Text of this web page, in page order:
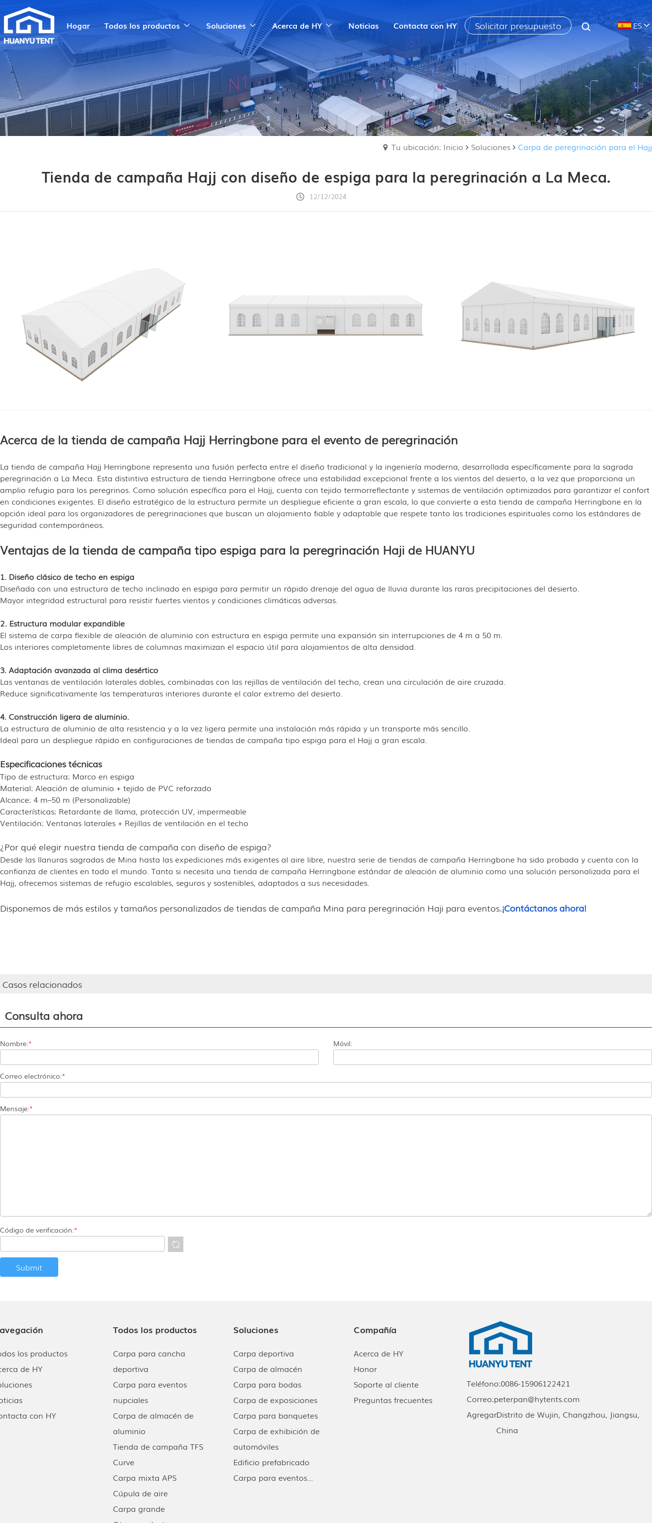
Hogar Todos los productos Soluciones Acerca de HY Noticias Contacta con HY Solicitar presupuesto ES
Tu ubicación: Inicio Soluciones Carpa de peregrinación para el Hajj
Tienda de campaña Hajj con diseño de espiga para la peregrinación a La Meca.
12/12/2024
Acerca de la tienda de campaña Hajj Herringbone para el evento de peregrinación
La tienda de campaña Hajj Herringbone representa una fusión perfecta entre el diseño tradicional y la ingeniería moderna, desarrollada específicamente para la sagrada
peregrinación a La Meca. Esta distintiva estructura de tienda Herringbone ofrece una estabilidad excepcional frente a los vientos del desierto, a la vez que proporciona un
amplio refugio para los peregrinos. Como solución específica para el Hajj, cuenta con tejido termorreflectante y sistemas de ventilación optimizados para garantizar el confort
en condiciones exigentes. El diseño estratégico de la estructura permite un despliegue eficiente a gran escala, lo que convierte a esta tienda de campaña Herringbone en la
opción ideal para los organizadores de peregrinaciones que buscan un alojamiento fiable y adaptable que respete tanto las tradiciones espirituales como los estándares de
seguridad contemporáneos.
Ventajas de la tienda de campaña tipo espiga para la peregrinación Haji de HUANYU
1. Diseño clásico de techo en espiga
Diseñada con una estructura de techo inclinado en espiga para permitir un rápido drenaje del agua de lluvia durante las raras precipitaciones del desierto.
Mayor integridad estructural para resistir fuertes vientos y condiciones climáticas adversas.
2. Estructura modular expandible
El sistema de carpa flexible de aleación de aluminio con estructura en espiga permite una expansión sin interrupciones de 4 m a 50 m.
Los interiores completamente libres de columnas maximizan el espacio útil para alojamientos de alta densidad.
3. Adaptación avanzada al clima desértico
Las ventanas de ventilación laterales dobles, combinadas con las rejillas de ventilación del techo, crean una circulación de aire cruzada.
Reduce significativamente las temperaturas interiores durante el calor extremo del desierto.
4. Construcción ligera de aluminio.
La estructura de aluminio de alta resistencia y a la vez ligera permite una instalación más rápida y un transporte más sencillo.
Ideal para un despliegue rápido en configuraciones de tiendas de campaña tipo espiga para el Hajj a gran escala.
Especificaciones técnicas
Tipo de estructura: Marco en espiga
Material: Aleación de aluminio + tejido de PVC reforzado
Alcance: 4 m–50 m (Personalizable)
Características: Retardante de llama, protección UV, impermeable
Ventilación: Ventanas laterales + Rejillas de ventilación en el techo
¿Por qué elegir nuestra tienda de campaña con diseño de espiga?
Desde las llanuras sagradas de Mina hasta las expediciones más exigentes al aire libre, nuestra serie de tiendas de campaña Herringbone ha sido probada y cuenta con la
confianza de clientes en todo el mundo. Tanto si necesita una tienda de campaña Herringbone estándar de aleación de aluminio como una solución personalizada para el
Hajj, ofrecemos sistemas de refugio escalables, seguros y sostenibles, adaptados a sus necesidades.
Disponemos de más estilos y tamaños personalizados de tiendas de campaña Mina para peregrinación Haji para eventos.¡Contáctanos ahora!
Casos relacionados
Consulta ahora
Nombre:* Móvil:
Correo electrónico:*
Mensaje:*
Código de verificación:*
los productos
de HY
con HY
Todos los productos
Carpa para cancha
deportiva
Carpa para eventos
nupciales
Carpa de almacén de
aluminio
Tienda de campaña TFS
Curve
Carpa mixta APS
Cúpula de aire
Carpa grande
Soluciones
Carpa deportiva
Carpa de almacén
Carpa para bodas
Carpa de exposiciones
Carpa para banquetes
Carpa de exhibición de
automóviles
Edificio prefabricado
Carpa para eventos...
Compañía
Acerca de HY
Honor
Soporte al cliente
Preguntas frecuentes
Agregar:Distrito de Wujin, Changzhou, Jiangsu,
China
Teléfono:0086-15906122421
Correo:peterpan@hytents.com